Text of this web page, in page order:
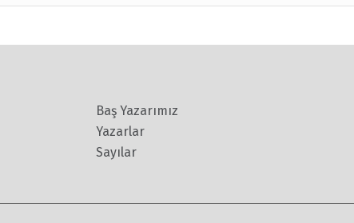
Baş Yazarımız
Yazarlar
Sayılar